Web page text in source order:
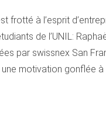
frotté à l’esprit
de l’UNIL:
par swissnex San
motivation gonflée